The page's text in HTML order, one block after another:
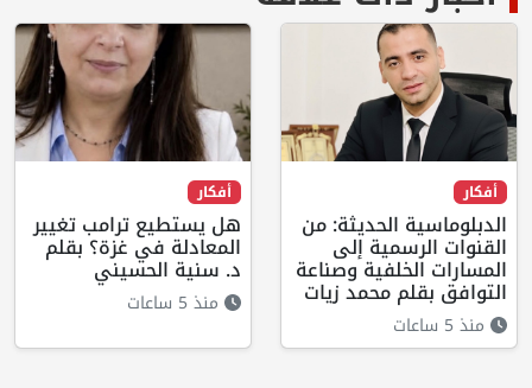
أفكار
الدبلوماسية الحديثة: من
القنوات الرسمية إلى
المسارات الخلفية وصناعة
التوافق بقلم محمد زيات
منذ 5 ساعات
أفكار
هل يستطيع ترامب تغيير
المعادلة في غزة؟ بقلم
د. سنية الحسيني
منذ 5 ساعات